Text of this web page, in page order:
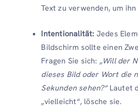
Text zu verwenden, um
Intentionalität: Jedes
Bildschirm sollte einen
Fragen Sie sich: „Will der
dieses Bild oder Wort die
Sekunden sehen?“Lautet
„vielleicht“, lösche sie.